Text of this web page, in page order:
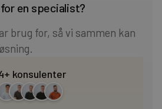
en specialist?
brug for, så vi sammen kan
konsulenter